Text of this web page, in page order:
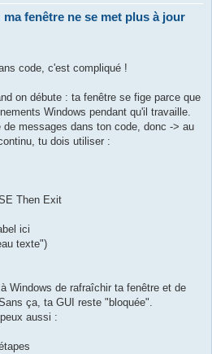
fenêtre ne se met plus à jour
code, c'est compliqué !
on débute : ta fenêtre se fige parce que
Windows pendant qu'il travaille.
de messages dans ton code, donc -> au
tu dois utiliser :
Then Exit
ici
texte")
Windows de rafraîchir ta fenêtre et de
ça, ta GUI reste "bloquée".
aussi :